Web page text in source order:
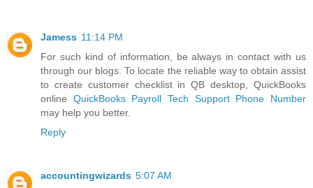
Jamess 11:14 PM
For such kind of information, be always in contact with us
through our blogs. To locate the reliable way to obtain assist
to create customer checklist in QB desktop, QuickBooks
online QuickBooks Payroll Tech Support Phone Number
may help you better.
Reply
accountingwizards 5:07 AM